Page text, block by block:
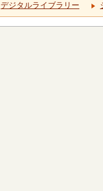
デジタルライブラリー